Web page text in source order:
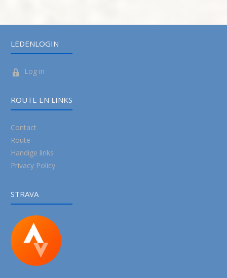
LEDENLOGIN
Log in
ROUTE EN LINKS
Contact
Route
Handige links
Privacy Policy
STRAVA